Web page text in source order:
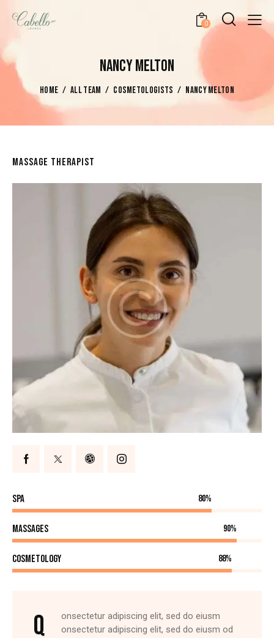
0
NANCY MELTON
HOME ALL TEAM COSMETOLOGISTS NANCY MELTON
MASSAGE THERAPIST
SPA 80%
Massages 90%
Cosmetology 88%
Q
onsectetur adipiscing elit, sed do eiusm
onsectetur adipiscing elit, sed do eiusm od